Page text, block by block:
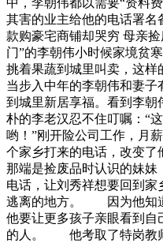
中，李朝伟都以需要“资料
其害的业主给他的电话署名
款购豪宅商铺却哭穷 母亲
门”的李朝伟小时候家境贫
挑着果蔬到城里叫卖，这样
当步入中年的李朝伟和妻
到城里新居享福。看到李
朴的李老汉忍不住叮嘱：“
哟！”刚开险公司工作，
个家乡打来的电话，改变
那端是捡废品时认识的妹
电话，让刘秀祥想要回到
逃离的地方。 因为他知道
他要让更多孩子亲眼看到
的人。 他考取了特岗教